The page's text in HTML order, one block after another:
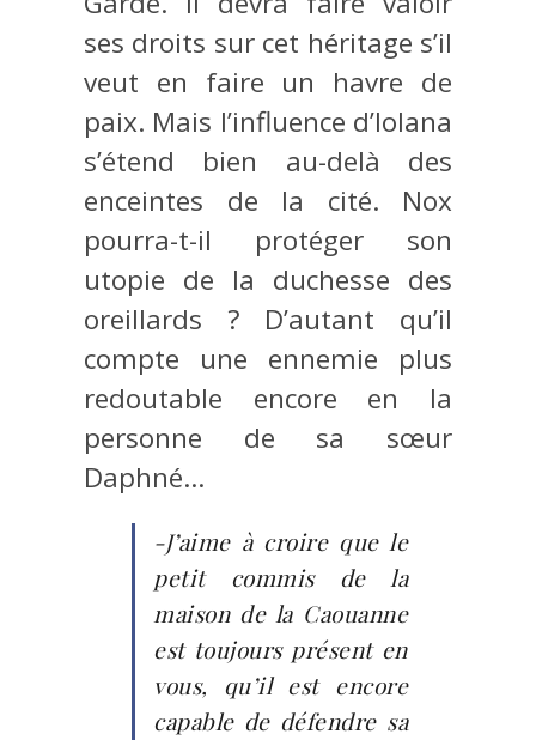
ses droits sur cet héritage s’il
veut en faire un havre de
paix. Mais l’influence d’Iolana
s’étend bien au-delà des
enceintes de la cité. Nox
pourra-t-il protéger son
utopie de la duchesse des
oreillards ? D’autant qu’il
compte une ennemie plus
redoutable encore en la
personne de sa sœur
Daphné…
-J’aime à croire que le
petit commis de la
maison de la Caouanne
est toujours présent en
vous, qu’il est encore
capable de défendre sa